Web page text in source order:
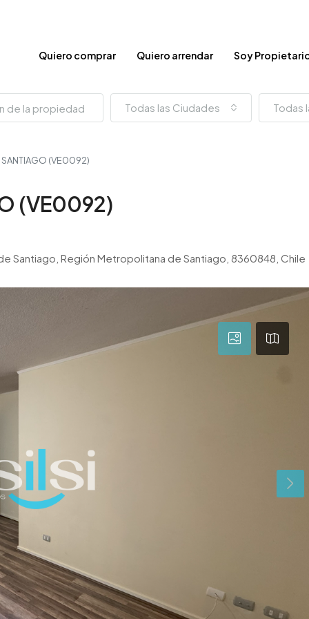
Quiero comprar Quiero arrendar Soy
Todas las Ciudades Todas
SANTIAGO (VE0092)
(VE0092)
Santiago, Región Metropolitana de Santiago, 8360848, Chile